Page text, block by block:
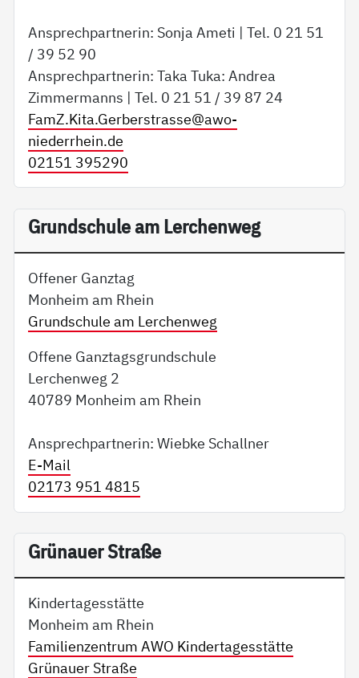
Ansprechpartnerin: Sonja Ameti | Tel. 0 21 51
/ 39 52 90
Ansprechpartnerin: Taka Tuka: Andrea
Zimmermanns | Tel. 0 21 51 / 39 87 24
FamZ.Kita.Gerberstrasse@awo-
niederrhein.de
02151 395290
Grundschule am Lerchenweg
Offener Ganztag
Monheim am Rhein
Grundschule am Lerchenweg
Offene Ganztagsgrundschule
Lerchenweg 2
40789 Monheim am Rhein
Ansprechpartnerin: Wiebke Schallner
E-Mail
02173 951 4815
Grünauer Straße
Kindertagesstätte
Monheim am Rhein
Familienzentrum AWO Kindertagesstätte
Grünauer Straße